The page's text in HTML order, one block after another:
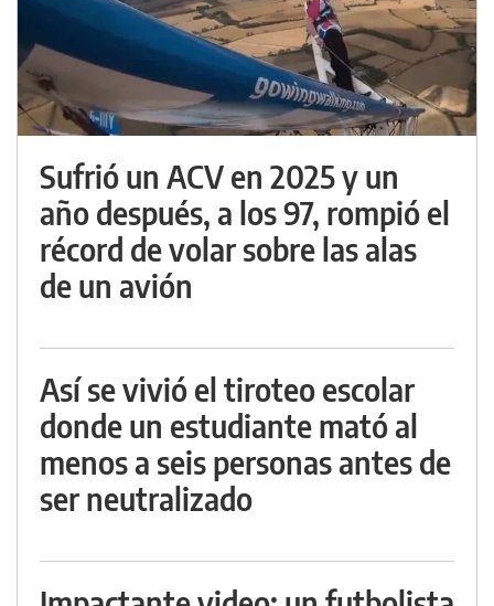
Sufrió un ACV en 2025 y un
año después, a los 97, rompió el
récord de volar sobre las alas
de un avión
Así se vivió el tiroteo escolar
donde un estudiante mató al
menos a seis personas antes de
ser neutralizado